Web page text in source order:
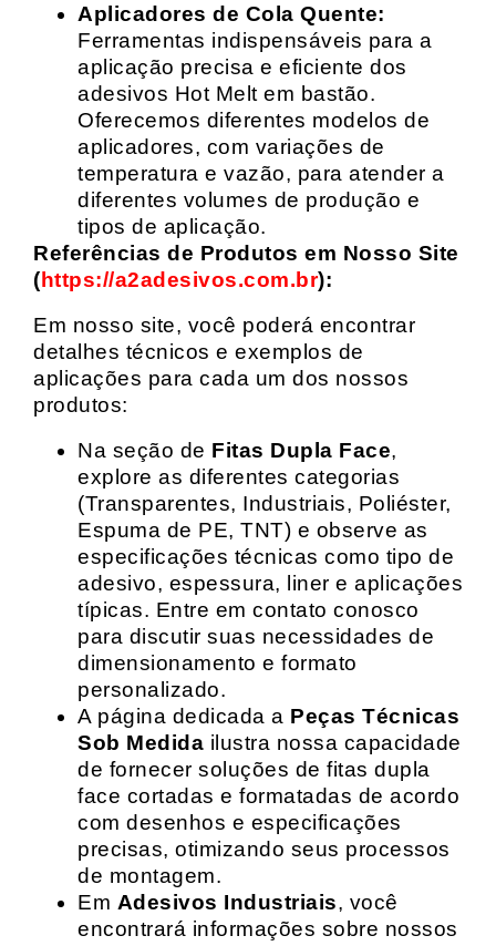
Aplicadores de Cola Quente:
Ferramentas indispensáveis para a
aplicação precisa e eficiente dos
adesivos Hot Melt em bastão.
Oferecemos diferentes modelos de
aplicadores, com variações de
temperatura e vazão, para atender a
diferentes volumes de produção e
tipos de aplicação.
Referências de Produtos em Nosso Site
(https://a2adesivos.com.br):
Em nosso site, você poderá encontrar
detalhes técnicos e exemplos de
aplicações para cada um dos nossos
produtos:
Na seção de Fitas Dupla Face,
explore as diferentes categorias
(Transparentes, Industriais, Poliéster,
Espuma de PE, TNT) e observe as
especificações técnicas como tipo de
adesivo, espessura, liner e aplicações
típicas. Entre em contato conosco
para discutir suas necessidades de
dimensionamento e formato
personalizado.
A página dedicada a Peças Técnicas
Sob Medida ilustra nossa capacidade
de fornecer soluções de fitas dupla
face cortadas e formatadas de acordo
com desenhos e especificações
precisas, otimizando seus processos
de montagem.
Em Adesivos Industriais, você
encontrará informações sobre nossos